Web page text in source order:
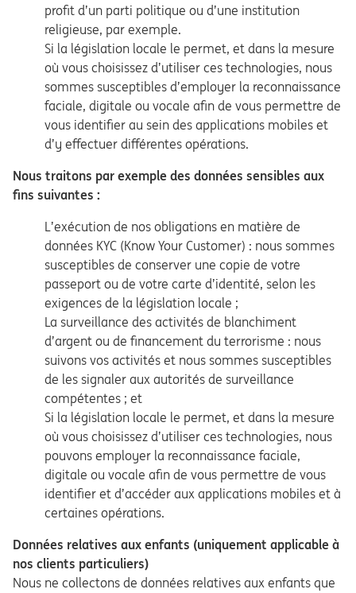
profit d’un parti politique ou d’une institution
religieuse, par exemple.
Si la législation locale le permet, et dans la mesure
où vous choisissez d’utiliser ces technologies, nous
sommes susceptibles d’employer la reconnaissance
faciale, digitale ou vocale afin de vous permettre de
vous identifier au sein des applications mobiles et
d’y effectuer différentes opérations.
Nous traitons par exemple des données sensibles aux
fins suivantes :
L’exécution de nos obligations en matière de
données KYC (Know Your Customer) : nous sommes
susceptibles de conserver une copie de votre
passeport ou de votre carte d’identité, selon les
exigences de la législation locale ;
La surveillance des activités de blanchiment
d’argent ou de financement du terrorisme : nous
suivons vos activités et nous sommes susceptibles
de les signaler aux autorités de surveillance
compétentes ; et
Si la législation locale le permet, et dans la mesure
où vous choisissez d’utiliser ces technologies, nous
pouvons employer la reconnaissance faciale,
digitale ou vocale afin de vous permettre de vous
identifier et d’accéder aux applications mobiles et à
certaines opérations.
Données relatives aux enfants (uniquement applicable à
nos clients particuliers)
Nous ne collectons de données relatives aux enfants que